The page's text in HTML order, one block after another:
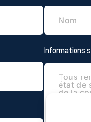
Informations